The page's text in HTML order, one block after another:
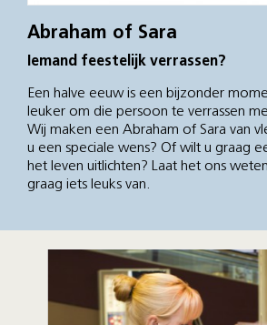
Abraham of Sara
Iemand feestelijk verrassen?
Een halve eeuw is een bijzonder
leuker om die persoon te verrassen
Wij maken een Abraham of Sara van
u een speciale wens? Of wilt u graag
het leven uitlichten? Laat het ons
graag iets leuks van.